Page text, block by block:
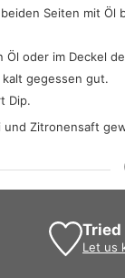
Seiten mit
oder im Deckel
gegessen gut.
Dip.
und Zitronensaft
Let us